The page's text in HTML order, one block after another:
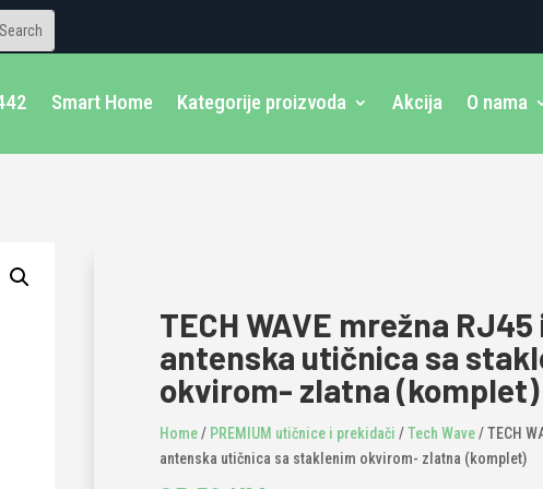
Smart Home Kategorije proizvoda Akcija O nama
TECH WAVE mrežna RJ45
antenska utičnica sa
okvirom- zlatna (komplet)
Home/ PREMIUM utičnice i prekidači /Tech Wave/ TECH
antenska utičnica sa staklenim okvirom- zlatna (komplet)